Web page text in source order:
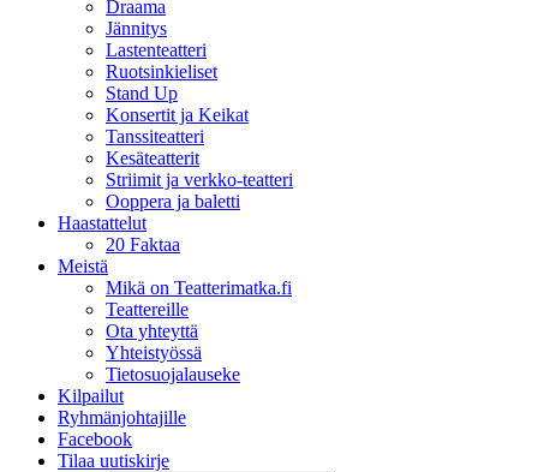
Draama
Jännitys
Lastenteatteri
Ruotsinkieliset
Stand Up
Konsertit ja Keikat
Tanssiteatteri
Kesäteatterit
Striimit ja verkko-teatteri
Ooppera ja baletti
Haastattelut
20 Faktaa
Meistä
Mikä on Teatterimatka.fi
Teattereille
Ota yhteyttä
Yhteistyössä
Tietosuojalauseke
Kilpailut
Ryhmänjohtajille
Facebook
Tilaa uutiskirje